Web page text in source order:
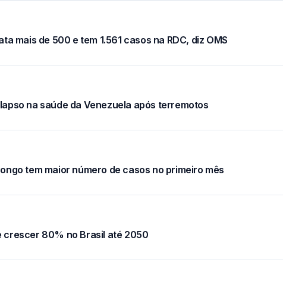
mais de 500 e tem 1.561 casos na RDC, diz OMS
na saúde da Venezuela após terremotos
tem maior número de casos no primeiro mês
crescer 80% no Brasil até 2050